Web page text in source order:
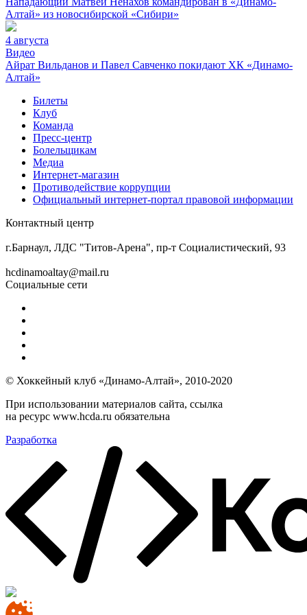
Алтай» из новосибирской «Сибири»
4 августа
Видео
Айрат Вильданов и Павел Савченко покидают ХК «Динамо-
Алтай»
Билеты
Клуб
Команда
Пресс-центр
Болельщикам
Медиа
Интернет-магазин
Противодействие коррупции
Официальный интернет-портал правовой информации
Контактный центр
г.Барнаул, ЛДС "Титов-Арена", пр-т Социалистический, 93
hcdinamoaltay@mail.ru
Социальные сети
© Хоккейный клуб «Динамо-Алтай», 2010-2020
При использовании материалов сайта, ссылка
на ресурс www.hcda.ru обязательна
Разработка